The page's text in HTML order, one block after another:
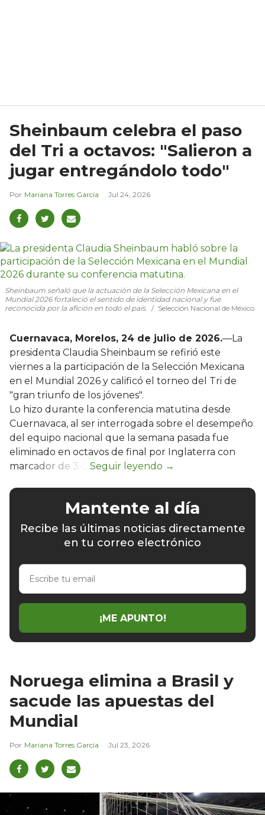
Sheinbaum celebra el paso
del Tri a octavos: "Salieron a
jugar entregándolo todo"
Mariana Torres García Jul 24, 2026
Sheinbaum señaló que la actuación de la Selección Mexicana en el
Mundial 2026 fortaleció el sentido de identidad nacional y fue
reconocida por la afición en todo el país.
Selección Nacional de México
Cuernavaca, Morelos, 24 de julio de 2026.—La
presidenta Claudia Sheinbaum se refirió este
viernes a la participación de la Selección Mexicana
en el Mundial 2026 y calificó el torneo del Tri de
"gran triunfo de los jóvenes".
Lo hizo durante la conferencia matutina desde
Cuernavaca, al ser interrogada sobre el desempeño
del equipo nacional que la semana pasada fue
eliminado en octavos de final por Inglaterra con
marcador de 3-2.
Mantente al día
Recibe las últimas noticias directamente
en tu correo electrónico
Escribe
email
¡ME APUNTO!
Noruega elimina a Brasil y
sacude las apuestas del
Mundial
Mariana Torres García Jul 23, 2026